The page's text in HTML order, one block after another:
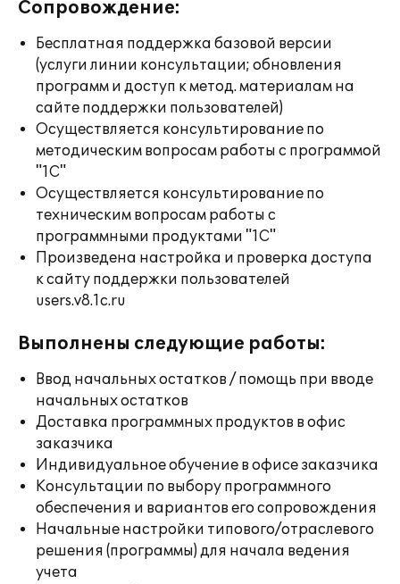
Сопровождение:
Бесплатная поддержка базовой версии
(услуги линии консультации; обновления
программ и доступ к метод. материалам на
сайте поддержки пользователей)
Осуществляется консультирование по
методическим вопросам работы с программой
"1С"
Осуществляется консультирование по
техническим вопросам работы с
программными продуктами "1С"
Произведена настройка и проверка доступа
к сайту поддержки пользователей
users.v8.1c.ru
Выполнены следующие работы:
Ввод начальных остатков / помощь при вводе
начальных остатков
Доставка программных продуктов в офис
заказчика
Индивидуальное обучение в офисе заказчика
Консультации по выбору программного
обеспечения и вариантов его сопровождения
Начальные настройки типового/отраслевого
решения (программы) для начала ведения
учета